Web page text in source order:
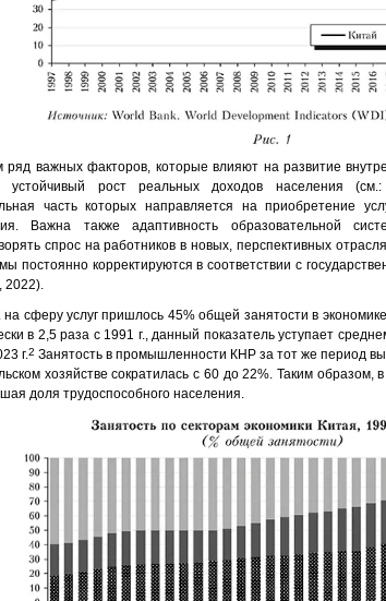
ряд важных факторов, которые влияют на развитие
устойчивый рост реальных доходов населения
часть которых направляется на приобретение
Важна также адаптивность образовательной
спрос на работников в новых, перспективных
постоянно корректируются в соответствии с
2022).
на сферу услуг пришлось 45% общей занятости в
в 2,5 раза с 1991 г., данный показатель уступает
г.2 Занятость в промышленности КНР за тот же период
хозяйстве сократилась с 60 до 22%. Таким образом,
доля трудоспособного населения.